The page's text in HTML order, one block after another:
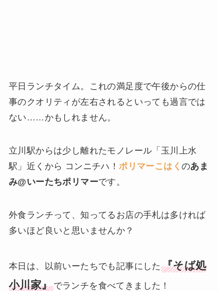
平日ランチタイム。これの満足度で午後からの仕
事のクオリティが左右されるといっても過言では
ない……かもしれません。
立川駅からは少し離れたモノレール「玉川上水
駅」近くから コンニチハ！ポリマーこはく のあま
み@いーたちポリマーです。
外食ランチって、知ってるお店の手札は多ければ
多いほど良いと思いませんか？
本日は、以前いーたちでも記事にした 『そば処
小川家』でランチを食べてきました！